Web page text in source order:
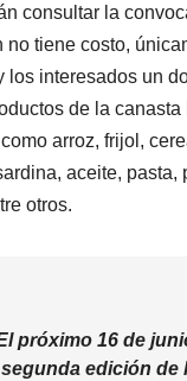
consultar la
no tiene costo,
los interesados un
de la
arroz, frijol,
aceite, pasta,
otros.
El próximo 16 de
edición de